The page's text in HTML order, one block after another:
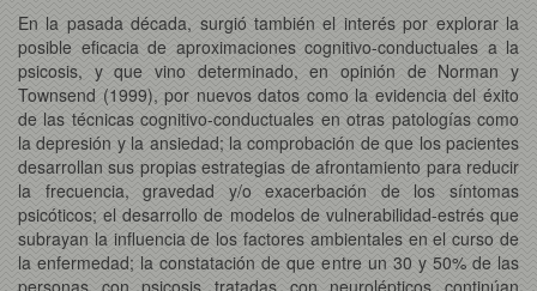
En la pasada década, surgió también el interés por explorar la
posible eficacia de aproximaciones cognitivo-conductuales a la
psicosis, y que vino determinado, en opinión de Norman y
Townsend (1999), por nuevos datos como la evidencia del éxito
de las técnicas cognitivo-conductuales en otras patologías como
la depresión y la ansiedad; la comprobación de que los pacientes
desarrollan sus propias estrategias de afrontamiento para reducir
la frecuencia, gravedad y/o exacerbación de los síntomas
psicóticos; el desarrollo de modelos de vulnerabilidad-estrés que
subrayan la influencia de los factores ambientales en el curso de
la enfermedad; la constatación de que entre un 30 y 50% de las
personas con psicosis tratadas con neurolépticos continúan